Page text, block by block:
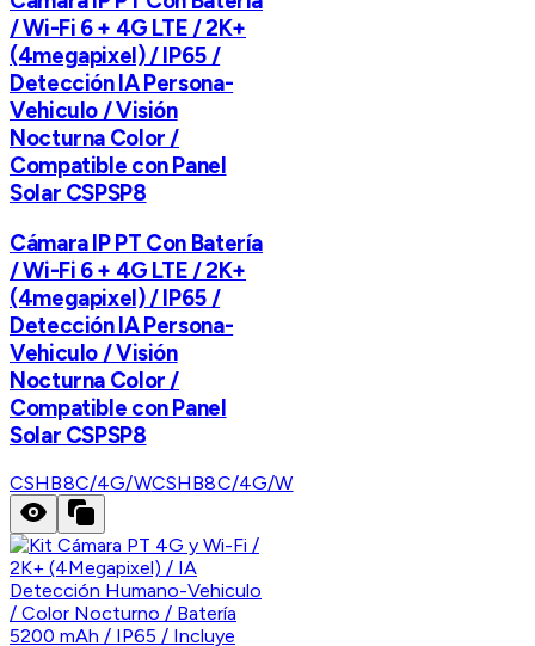
/ Wi-Fi 6 + 4G LTE / 2K+
(4megapixel) / IP65 /
Detección IA Persona-
Vehiculo / Visión
Nocturna Color /
Compatible con Panel
Solar CSPSP8
Cámara IP PT Con Batería
/ Wi-Fi 6 + 4G LTE / 2K+
(4megapixel) / IP65 /
Detección IA Persona-
Vehiculo / Visión
Nocturna Color /
Compatible con Panel
Solar CSPSP8
CSHB8C/4G/WCSHB8C/4G/W